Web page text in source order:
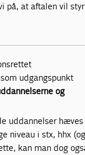
på, at aftalen vil
udgangspunkt
og
uddannelser hæves
niveau i stx, hhx (og
kan man dog